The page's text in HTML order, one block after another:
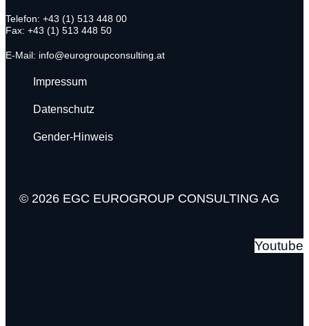
Telefon: +43 (1) 513 448 00
Fax: +43 (1) 513 448 50
E-Mail: info@eurogroupconsulting.at
Impressum
Datenschutz
Gender-Hinweis
© 2026 EGC EUROGROUP CONSULTING AG
Youtube